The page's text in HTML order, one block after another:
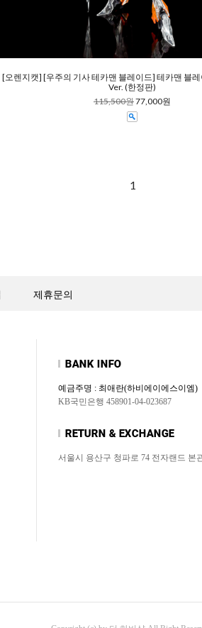
[오렌지캣] [우주의 기사 테카맨 블레이드] 테카맨 블
Ver. (한정판)
115,500원77,000원
1
제휴문의
예금주명 : 최애란(하비에이에스이엠)
KB국민은행 458901-04-023687
서울시 용산구 청파로 74 전자랜드 본